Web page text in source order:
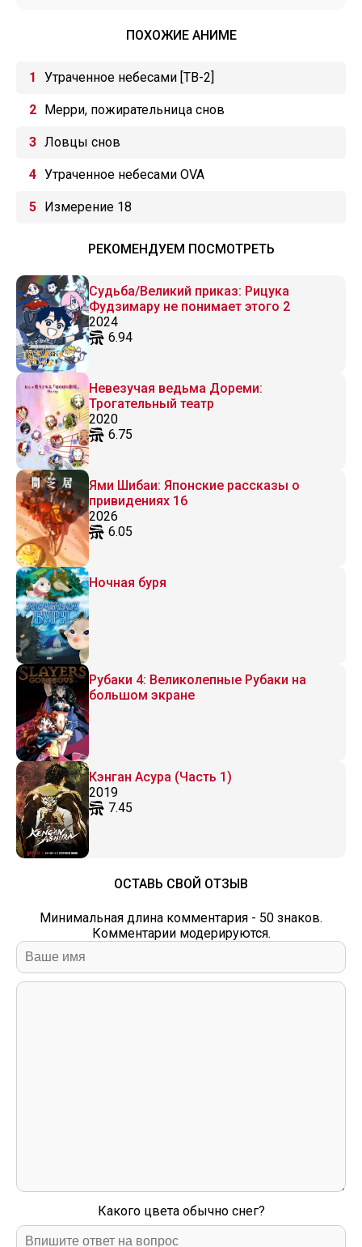
ПОХОЖИЕ АНИМЕ
Утраченное небесами [ТВ-2]
Мерри, пожирательница снов
Ловцы снов
Утраченное небесами OVA
Измерение 18
РЕКОМЕНДУЕМ ПОСМОТРЕТЬ
Судьба/Великий приказ: Рицука
Фудзимару не понимает этого 2
2024
6.94
Невезучая ведьма Дореми:
Трогательный театр
2020
6.75
Ями Шибаи: Японские рассказы о
привидениях 16
2026
6.05
Ночная буря
Рубаки 4: Великолепные Рубаки на
большом экране
Кэнган Асура (Часть 1)
2019
7.45
ОСТАВЬ СВОЙ ОТЗЫВ
Минимальная длина комментария - 50 знаков.
Комментарии модерируются.
Какого цвета обычно снег?